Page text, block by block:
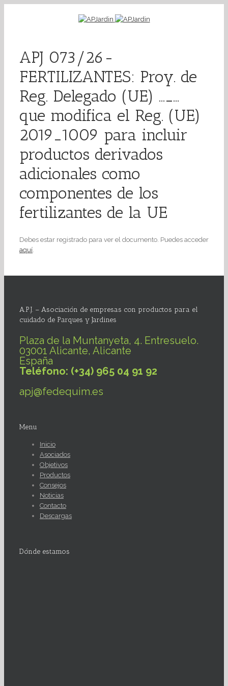
APJ 073/26-
FERTILIZANTES: Proy. de
Reg. Delegado (UE) …_…
que modifica el Reg. (UE)
2019_1009 para incluir
productos derivados
adicionales como
componentes de los
fertilizantes de la UE
Debes estar registrado para ver el documento. Puedes acceder
aquí.
A.P.J. – Asociación de empresas con productos para el
cuidado de Parques y Jardines
Plaza de la Muntanyeta, 4. Entresuelo.
03001 Alicante, Alicante
España
Teléfono: (+34) 965 04 91 92
apj@fedequim.es
Menu
Inicio
Asociados
Objetivos
Productos
Consejos
Noticias
Contacto
Descargas
Dónde estamos